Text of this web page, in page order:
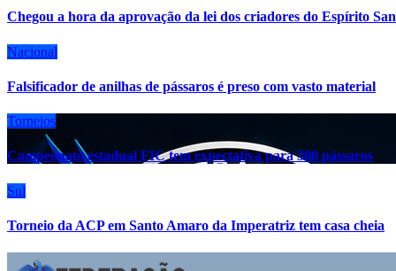
Chegou a hora da aprovação da lei dos criadores do Espírito
Nacional
Falsificador de anilhas de pássaros é preso com vasto material
Torneios
Campeonato estadual FIC tem expectativa para 300 pássaros
Sul
Torneio da ACP em Santo Amaro da Imperatriz tem casa cheia